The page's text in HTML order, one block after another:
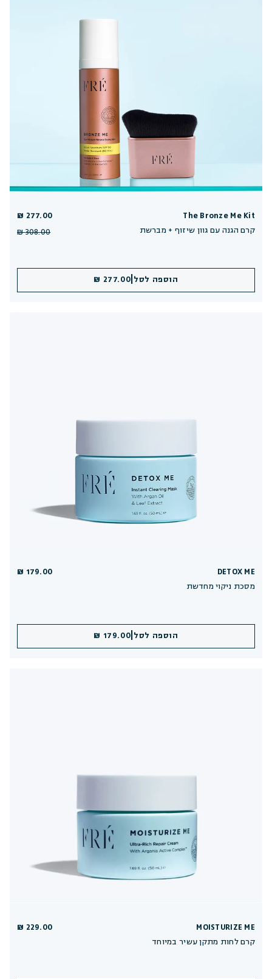
The Bronze Me Kit
קרם הגנה עם גוון שיזוף + מברשת
277.00 ₪
308.00 ₪
הוספה לסל 277.00 ₪
DETOX ME
מסכת ניקוי מחדשת
179.00 ₪
הוספה לסל 179.00 ₪
MOISTURIZE ME
קרם לחות מתקן עשיר במיוחד
229.00 ₪